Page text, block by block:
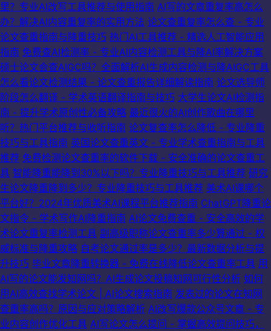
里？专业AI改写工具推荐与使用指南 AI写的文章重复率高怎么
办？解决AI内容重复率的实用方法 论文查重复率怎么查 - 专业
论文查重指南与降重技巧 热门AI工具推荐 - 精选人工智能应用
指南 免费查AI检测率 - 专业AI内容检测工具与降AI率解决方案
硕士论文会查AIGC吗？全面解析AI生成内容检测与降AIGC工具
怎么看论文检测结果 - 论文查重报告详细解读指南 论文选导师
阶段怎么翻译 - 学术英语翻译指南与技巧 大学生论文AI检测指
南 - 提升学术原创性必备攻略 最近很火的AI创作歌曲在哪里
听？热门平台推荐与收听指南 论文复查率怎么降低 - 专业降重
技巧与工具指南 英国论文查重英文 - 专业学术查重指南与工具
推荐 免费检测论文查重率的软件下载 - 安全准确的论文查重工
具 智能降重能降到30%以下吗？专业降重技巧与工具推荐 研究
生论文降重降到多少？专业降重技巧与工具推荐 美术AI课哪个
平台好？2024年优质美术AI课程平台推荐指南 ChatGPT降重论
文指令 - 学术写作AI降重指南 AI论文免费查重 - 安全高效的学
术论文重复率检测工具 副高级职称论文查重率多少算通过 - 权
威标准与降重攻略 自考论文通过率是多少？最新数据分析与提
升技巧 毕业文章降重转换器 - 免费在线降低论文查重率工具 用
AI写的论文能发知网吗？AI生成论文投稿知网可行性分析 如何
用AI高效查找学术论文 | AI论文搜索指南 发表过的论文在知网
查重率高吗？原因与应对策略解析 AI改写爆款公众号文章 - 专
业内容创作优化工具 AI写论文怎么提问 - 掌握高效提问技巧，